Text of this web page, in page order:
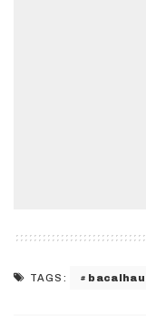
TAGS: bacalhau